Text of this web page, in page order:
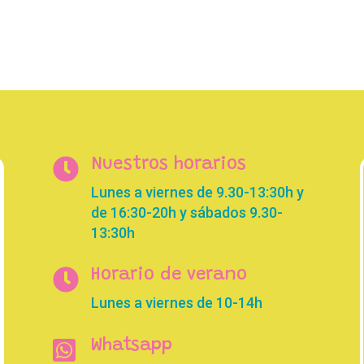
 Nuestros horarios
Lunes a viernes de 9.30-13:30h y
de 16:30-20h y sábados 9.30-
13:30h
 Horario de verano
Lunes a viernes de 10-14h
 Whatsapp